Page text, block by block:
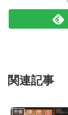
関連記事
外食